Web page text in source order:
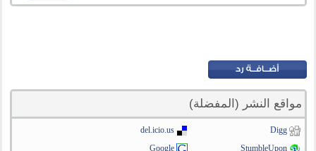
مواقع النشر (المفضلة)
Digg
del.icio.us
StumbleUpon
Google